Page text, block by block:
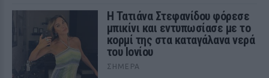
Η Τατιάνα Στεφανίδου φόρεσε
μπικίνι και εντυπωσίασε με το
κορμί της στα καταγάλανα νερά
του Ιονίου
ΣΉΜΕΡΑ